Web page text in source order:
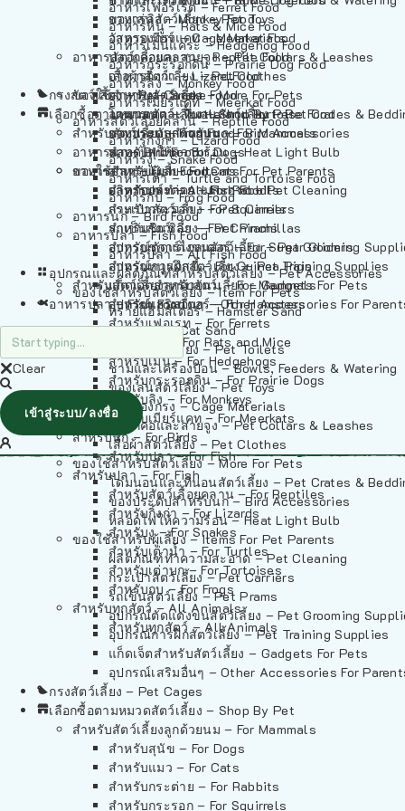
อาหารเฟอร์เร็ต – Ferret Food
อาหารหนู – Rats & Mice Food
อาหารเม่นแคระ – Hedgehog Food
อาหารกระรอกดิน – Prairie Dog Food
อาหารลิง – Monkey Food
อาหารเมียร์แคท – Meerkat Food
อาหารสัตว์เลี้อยคลาน – Reptile Food
อาหารกิ้งก่า – Lizard Food
อาหารงู – Snake Food
อาหารเต่า – Turtle and Tortoise Food
อาหารกบ – Frog Food
อาหารนก – Bird Food
อาหารปลา – Fish Food
อาหารปลา – All Fish Food
อุปกรณและผลิตภัณฑ์สำหรับสัตว์เลี้ยง – Pet Accessories
ของใช้สำหรับสัตว์เลี้ยง – Item For Pets
ทรายแฮมสเตอร์ – Hamster Sand
ทรายแมว – Cat Sand
ห้องน้ำสัตว์เลี้ยง – Pet Toilets
ชามและเครื่องป้อน – Bowls, Feeders & Watering
ของเล่นสัตว์เลี้ยง – Pet Toys
วัสดุรองกรง – Cage Materials
ปลอกคอและสายจูง – Pet Collars & Leashes
เสื้อผ้าสัตว์เลี้ยง – Pet Clothes
ของใช้สำหรับสัตว์เลี้ยง – More For Pets
โดมนอนและที่นอนสัตว์เลี้ยง – Pet Crates &
ของประดับสำหรับนก – Bird Accessories
หลอดไฟให้ความร้อน – Heat Light Bulb
ของใช้สำหรับผู้เลี้ยง – Items For Pet Parents
ผลิตภัณฑ์ทำความสะอาด – Pet Cleaning
กระเป๋าสัตว์เลี้ยง – Pet Carriers
รถเข็นสัตว์เลี้ยง – Pet Prams
อุปกรณ์ตัดแต่งขนสัตว์เลี้ยง – Pet Grooming
อุปกรณ์การฝึกสัตว์เลี้ยง – Pet Training Supplies
แก็ดเจ็ตสำหรับสัตว์เลี้ยง – Gadgets For Pets
อุปกรณ์เสริมอื่นๆ – Other Accessories For
กรงสัตว์เลี้ยง – Pet Cages
เลือกซื้อตามหมวดสัตว์เลี้ยง – Shop By Pet
สำหรับสัตว์เลี้ยงลูกด้วยนม – For Mammals
สำหรับสุนัข – For Dogs
สำหรับแมว – For Cats
สำหรับกระต่าย – For Rabbits
สำหรับกระรอก – For Squirrels
อาหารลิง – Monkey Food
อาหารเมียร์แคท – Meerkat Food
อาหารสัตว์เลี้อยคลาน – Reptile Food
อาหารกิ้งก่า – Lizard Food
อาหารงู – Snake Food
อาหารเต่า – Turtle and Tortoise Food
อาหารกบ – Frog Food
อาหารนก – Bird Food
อาหารปลา – Fish Food
อาหารปลา – All Fish Food
ของเล่นสัตว์เลี้ยง – Pet Toys
วัสดุรองกรง – Cage Materials
ปลอกคอและสายจูง – Pet Collars & Leashes
เสื้อผ้าสัตว์เลี้ยง – Pet Clothes
ของใช้สำหรับสัตว์เลี้ยง – More For Pets
โดมนอนและที่นอนสัตว์เลี้ยง – Pet Crates &
ของประดับสำหรับนก – Bird Accessories
หลอดไฟให้ความร้อน – Heat Light Bulb
ของใช้สำหรับผู้เลี้ยง – Items For Pet Parents
ผลิตภัณฑ์ทำความสะอาด – Pet Cleaning
กระเป๋าสัตว์เลี้ยง – Pet Carriers
รถเข็นสัตว์เลี้ยง – Pet Prams
อุปกรณ์ตัดแต่งขนสัตว์เลี้ยง – Pet Grooming
อุปกรณ์การฝึกสัตว์เลี้ยง – Pet Training Supplies
แก็ดเจ็ตสำหรับสัตว์เลี้ยง – Gadgets For Pets
อุปกรณ์เสริมอื่นๆ – Other Accessories For
กรงสัตว์เลี้ยง – Pet Cages
เลือกซื้อตามหมวดสัตว์เลี้ยง – Shop By Pet
สำหรับสัตว์เลี้ยงลูกด้วยนม – For Mammals
สำหรับสุนัข – For Dogs
สำหรับแมว – For Cats
สำหรับกระต่าย – For Rabbits
สำหรับกระรอก – For Squirrels
สำหรับชินชิล่า – For Chinchillas
สำหรับชูการ์ไกลเดอร์ – For Sugar Gliders
สำหรับหนูแกสบี้ – For Guinea Pigs
สำหรับสัตว์เลี้ยงลูกด้วยนม – For Mammals
สำหรับแฮมสเตอร์ – For Hamsters
สำหรับเฟอเรท – For Ferrets
สำหรับหนู – For Rats and Mice
สำหรับเม่น – For Hedgehogs
สำหรับกระรอกดิน – For Prairie Dogs
สำหรับลิง – For Monkeys
สำหรับเมียร์แคท – For Meerkats
สำหรับนก – For Birds
สำหรับปลา – For Fish
สำหรับปลา – For Fish
สำหรับสัตว์เลื้อยคลาน – For Reptiles
สำหรับกิ้งก่า – For Lizards
สำหรับงู – For Snakes
สำหรับเต่าน้ำ – For Turtles
สำหรับเต่าบก – For Tortoises
สำหรับกบ – For Frogs
สำหรับทุกสัตว์ – All Animals
สำหรับทุกสัตว์ – All Animals
อาหารปลา – Fish Food
Clear
เข้าสู่ระบบ/ลงชื่อ